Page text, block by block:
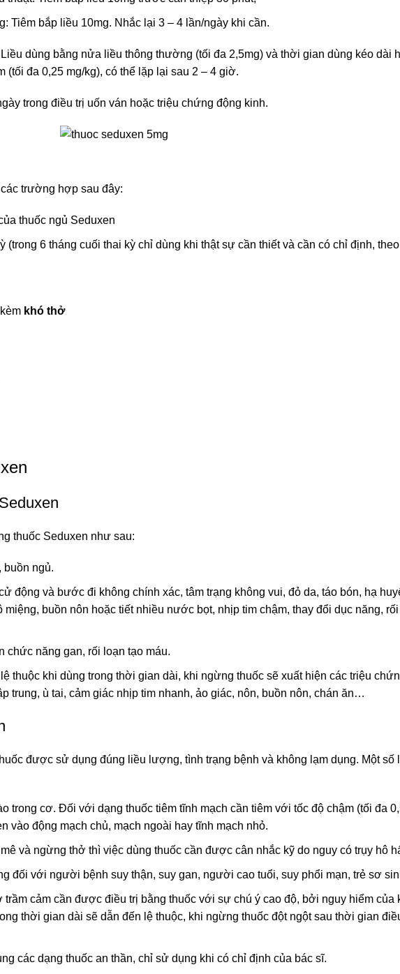
Tiêm bắp liều 10mg. Nhắc lại 3 – 4 lần/ngày khi cần.
Liều dùng bằng nửa liều thông thường (tối đa 2,5mg) và thời gian dùng kéo dài
(tối đa 0,25 mg/kg), có thể lặp lại sau 2 – 4 giờ.
trong điều trị uốn ván hoặc triệu chứng động kinh.
trường hợp sau đây:
thuốc ngủ Seduxen
(trong 6 tháng cuối thai kỳ chỉ dùng khi thật sự cần thiết và cần có chỉ định,
khó thở
thuốc Seduxen như sau:
buồn ngủ.
động và bước đi không chính xác, tâm trạng không vui, đỏ da, táo bón, hạ
buồn nôn hoặc tiết nhiều nước bọt, nhịp tim chậm, thay đổi dục năng,
chức năng gan, rối loạn tạo máu.
thuộc khi dùng trong thời gian dài, khi ngừng thuốc sẽ xuất hiện các triệu
trung, ù tai, cảm giác nhịp tim nhanh, ảo giác, nôn, buồn nôn, chán ăn…
được sử dụng đúng liều lượng, tình trạng bệnh và không lạm dụng. Một số
trong cơ. Đối với dạng thuốc tiêm tĩnh mạch cần tiêm với tốc độ chậm (tối đa
vào động mạch chủ, mạch ngoài hay tĩnh mạch nhỏ.
và ngừng thở thì việc dùng thuốc cần được cân nhắc kỹ do nguy có trụy hô
đối với người bệnh suy thận, suy gan, người cao tuổi, suy phổi mạn, trẻ sơ
cảm cần được điều trị bằng thuốc với sự chú ý cao độ, bởi nguy hiểm của
thời gian dài sẽ dẫn đến lệ thuộc, khi ngừng thuốc đột ngột sau thời gian
các dạng thuốc an thần, chỉ sử dụng khi có chỉ định của bác sĩ.